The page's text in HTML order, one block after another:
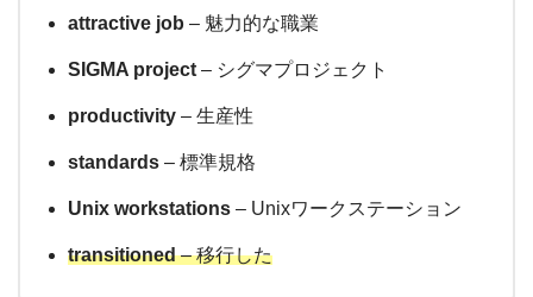
attractive job – 魅力的な職業
SIGMA project – シグマプロジェクト
productivity – 生産性
standards – 標準規格
Unix workstations – Unixワークステーション
transitioned– 移行した